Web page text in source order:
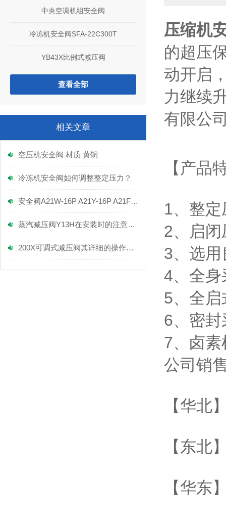
中央空调机组安全阀
冷冻机安全阀SFA-22C300T
YB43X比例式减压阀
查看全部
相关文章
空压机安全阀 材质 黄铜
冷冻机安全阀如何调整整定压力？
安全阀A21W-16P A21Y-16P A21F-16P
蒸汽减压阀Y13H在安装时的注意事项！
200X可调式减压阀其详细的操作方法如下
压缩机
的超压
动开启
力继续
有限公
【产品
1、整
2、启
3、选
4、全身
5、全
6、密
7、卤
公司销
【华北
【东北
【华东